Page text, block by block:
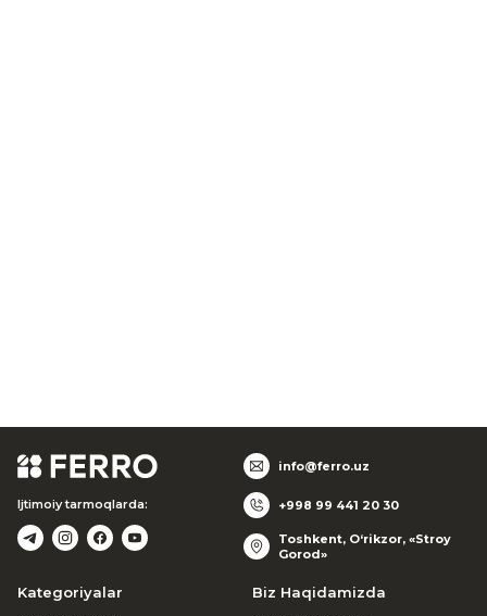
Ijtimoiy tarmoqlarda:
info@ferro.uz
+998 99 441 20 30
Toshkent, O‘rikzor, «Stroy
Gorod»
Kategoriyalar Biz Haqidamizda